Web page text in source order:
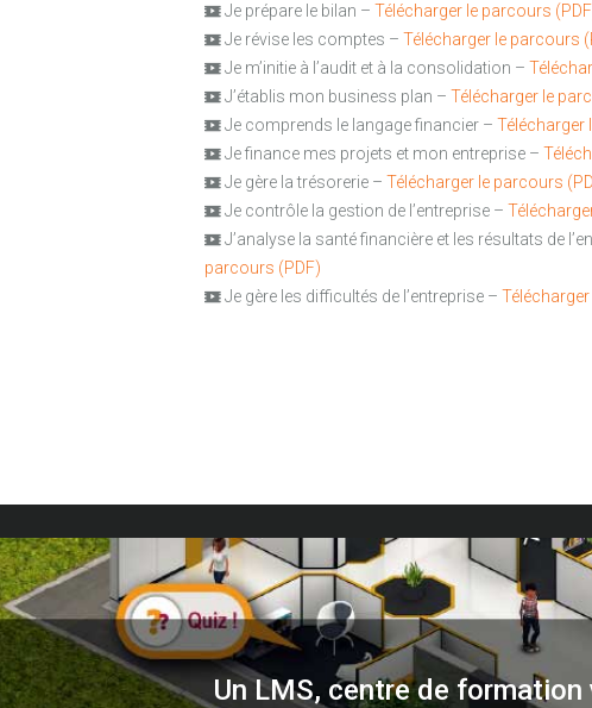
Je prépare le bilan – Télécharger le parcours
Je révise les comptes – Télécharger le parcours
Je m’initie à l’audit et à la consolidation –
J’établis mon business plan – Télécharger le
Je comprends le langage financier – Télécharger
Je finance mes projets et mon entreprise –
Je gère la trésorerie – Télécharger le parcours
Je contrôle la gestion de l’entreprise –
J’analyse la santé financière et les résultats de
parcours (PDF)
Je gère les difficultés de l’entreprise –
Un LMS, centre de